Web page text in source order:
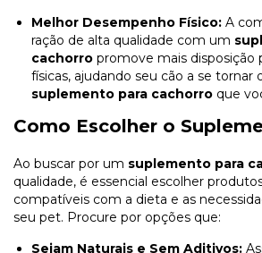
Melhor Desempenho Físico: A
ração de alta qualidade com um
cachorro promove mais disposição
físicas, ajudando seu cão a se tornar
suplemento para cachorro que
Como Escolher o
Ao buscar por um suplemento para
qualidade, é essencial escolher
compatíveis com a dieta e as
seu pet. Procure por opções que:
Sejam Naturais e Sem Aditivos: